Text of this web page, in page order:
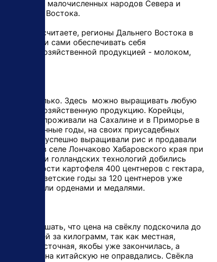
коренных малочисленных народов Севера и
Дальнего Востока.
- Как вы считаете, регионы Дальнего Востока в
состоянии сами обеспечивать себя
сельскохозяйственной продукцией - молоком,
- И не только. Здесь можно выращивать любую
сельскохозяйственную продукцию. Корейцы,
которые проживали на Сахалине и в Приморье в
послевоенные годы, на своих приусадебных
участках успешно выращивали рис и продавали
его. Мы в селе Лончаково Хабаровского края при
внедрении голландских технологий добились
урожайности картофеля 400 центнеров с гектара,
хотя в советские годы за 120 центнеров уже
награждали орденами и медалями.
Дико слышать, что цена на свёклу подскочила до
150 рублей за килограмм, так как местная,
дальневосточная, якобы уже закончилась, а
надежды на китайскую не оправдались. Свёкла